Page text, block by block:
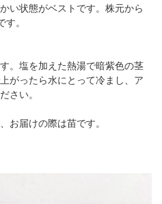
い状態がベストです。株元から
。
。塩を加えた熱湯で暗紫色の茎
がったら水にとって冷まし、ア
さい。
お届けの際は苗です。